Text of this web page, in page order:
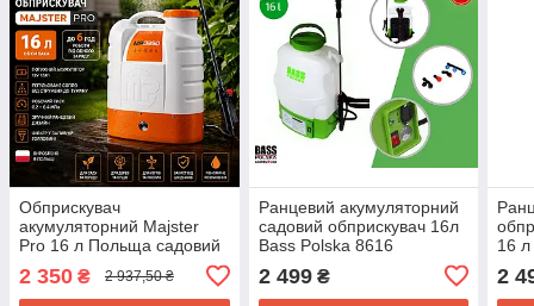
Обприскувач
акумуляторний Majster
Pro 16 л Польща садовий
рослин та дерев
2 350 ₴ 2 937,50 ₴
Ранцевий акумуляторний
садовий обприскувач 16л
Bass Polska 8616
2 499₴
16
2